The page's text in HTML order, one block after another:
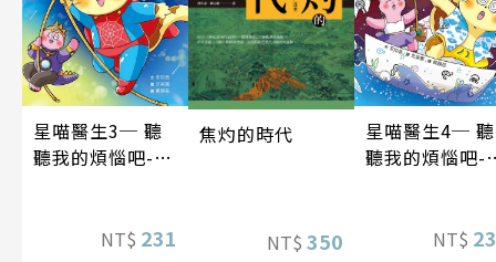
星喵醫生3─ 聽
聽我的煩惱吧-實
NT$ 231
焦灼的時代
NT$ 350
星喵醫生4─ 聽
聽我的煩惱吧-
NT$